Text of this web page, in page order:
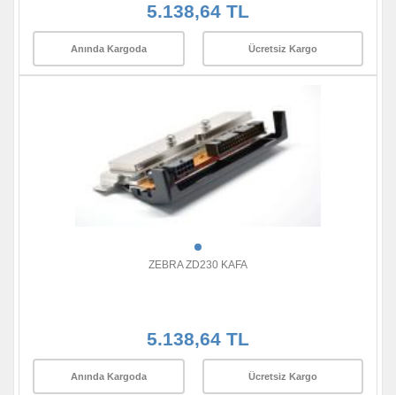
5.138,64 TL
Anında Kargoda Ücretsiz Kargo
ZEBRA ZD230 KAFA
5.138,64 TL
Anında Kargoda Ücretsiz Kargo